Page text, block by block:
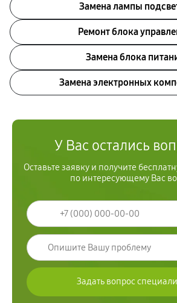
Замена лампы
Ремонт блока
Замена блока
Замена электронных
У Вас остались
Оставьте заявку и получите
по интересующему Вас